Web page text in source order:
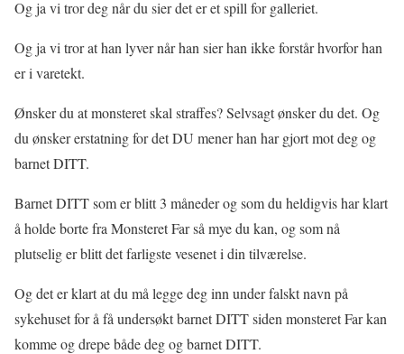
Og ja vi tror deg når du sier det er et spill for galleriet.
Og ja vi tror at han lyver når han sier han ikke forstår hvorfor han
er i varetekt.
Ønsker du at monsteret skal straffes? Selvsagt ønsker du det. Og
du ønsker erstatning for det DU mener han har gjort mot deg og
barnet DITT.
Barnet DITT som er blitt 3 måneder og som du heldigvis har klart
å holde borte fra Monsteret Far så mye du kan, og som nå
plutselig er blitt det farligste vesenet i din tilværelse.
Og det er klart at du må legge deg inn under falskt navn på
sykehuset for å få undersøkt barnet DITT siden monsteret Far kan
komme og drepe både deg og barnet DITT.